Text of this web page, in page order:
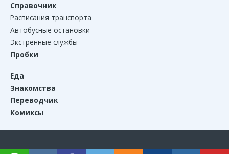
Справочник
Расписания транспорта
Автобусные остановки
Экстренные службы
Пробки
Еда
Знакомства
Переводчик
Комиксы